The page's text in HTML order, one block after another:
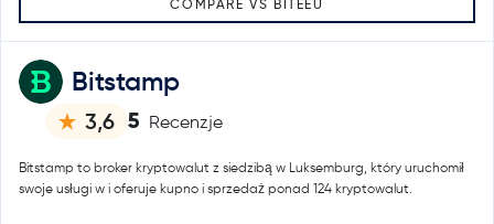
Bitstamp
3,6 5 Recenzje
Bitstamp to broker kryptowalut z siedzibą w Luksemburg, który uruchomił
swoje usługi w i oferuje kupno i sprzedaż ponad 124 kryptowalut.
COMPARE VS BITEEU